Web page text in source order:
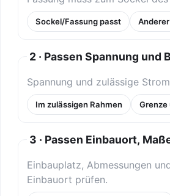
Sockel/Fassung passt
2 · Passen Spannung
Spannung und zulässige
Im zulässigen Rahmen
3 · Passen Einbauort,
Einbauplatz, Abmessungen
Einbauort prüfen.